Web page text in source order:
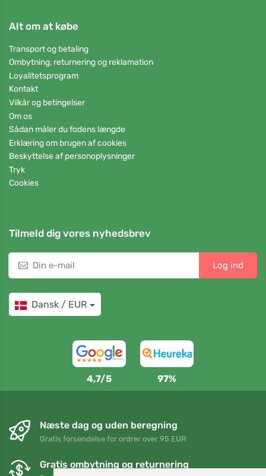
Alt om at købe
Transport og betaling
Ombytning, returnering og reklamation
Loyalitetsprogram
Kontakt
Vilkår og betingelser
Om os
Sådan måler du fodens længde
Erklæring om brugen af cookies
Beskyttelse af personoplysninger
Tryk
Cookies
Tilmeld dig vores nyhedsbrev
Log ind
Dansk / EUR
4,7/5 97%
Næste dag og uden beregning
Gratis forsendelse for ordrer over 95 EUR
Gratis ombytning og returnering